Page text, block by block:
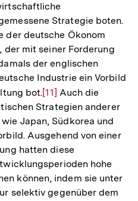
Strategie boten.
der deutsche Ökonom
der mit seiner Forderung
der englischen
Industrie ein Vorbild
bot.Zur
Auflösung
der
Fußnote
[11] Auch die
Strategien anderer
Japan, Südkorea und
Ausgehend von einer
hatten diese
hohe
können, indem sie unter
selektiv gegenüber dem